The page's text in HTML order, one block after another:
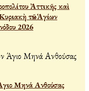
Ἀττικῆς καὶ
τῶν Ἁγίων
2026
Μηνά Ανθούσας